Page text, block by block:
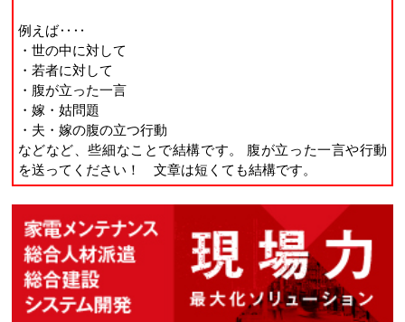
例えば‥‥
・世の中に対して
・若者に対して
・腹が立った一言
・嫁・姑問題
・夫・嫁の腹の立つ行動
などなど、些細なことで結構です。 腹が立った一言や行動
を送ってください！ 文章は短くても結構です。